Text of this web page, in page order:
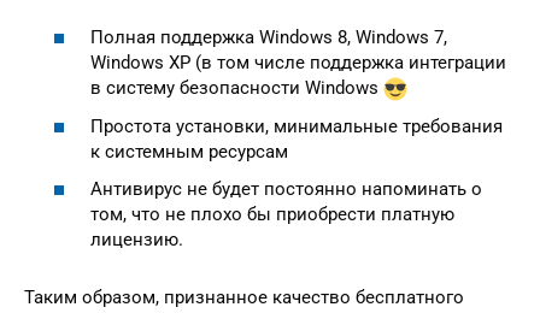
Полная поддержка Windows 8, Windows 7,
Windows XP (в том числе поддержка интеграции
в систему безопасности Windows
Простота установки, минимальные требования
к системным ресурсам
Антивирус не будет постоянно напоминать о
том, что не плохо бы приобрести платную
лицензию.
Таким образом, признанное качество бесплатного